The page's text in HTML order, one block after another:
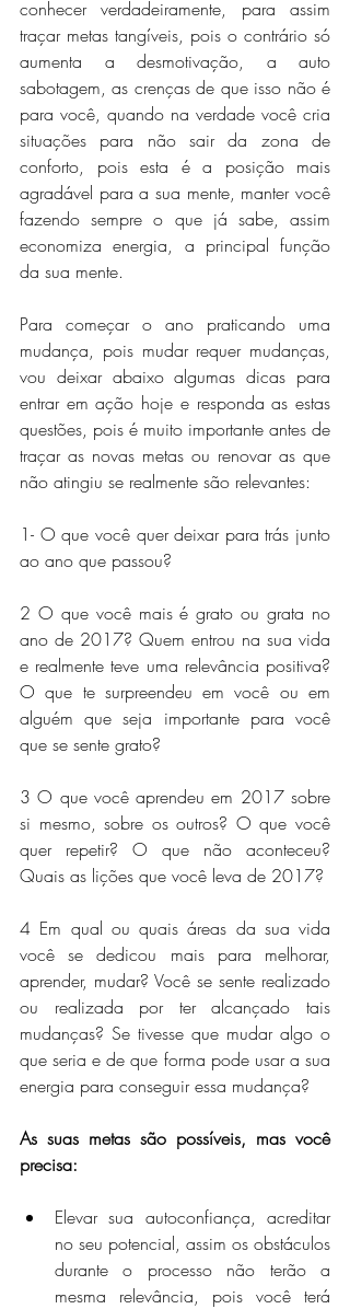
conhecer verdadeiramente, para assim
traçar metas tangíveis, pois o contrário só
aumenta a desmotivação, a auto
sabotagem, as crenças de que isso não é
para você, quando na verdade você cria
situações para não sair da zona de
conforto, pois esta é a posição mais
agradável para a sua mente, manter você
fazendo sempre o que já sabe, assim
economiza energia, a principal função
da sua mente.
Para começar o ano praticando uma
mudança, pois mudar requer mudanças,
vou deixar abaixo algumas dicas para
entrar em ação hoje e responda as estas
questões, pois é muito importante antes de
traçar as novas metas ou renovar as que
não atingiu se realmente são relevantes:
1- O que você quer deixar para trás junto
ao ano que passou?
2 O que você mais é grato ou grata no
ano de 2017? Quem entrou na sua vida
e realmente teve uma relevância positiva?
O que te surpreendeu em você ou em
alguém que seja importante para você
que se sente grato?
3 O que você aprendeu em 2017 sobre
si mesmo, sobre os outros? O que você
quer repetir? O que não aconteceu?
Quais as lições que você leva de 2017?
4 Em qual ou quais áreas da sua vida
você se dedicou mais para melhorar,
aprender, mudar? Você se sente realizado
ou realizada por ter alcançado tais
mudanças? Se tivesse que mudar algo o
que seria e de que forma pode usar a sua
energia para conseguir essa mudança?
As suas metas são possíveis, mas você
precisa:
Elevar sua autoconfiança, acreditar
no seu potencial, assim os obstáculos
durante o processo não terão a
mesma relevância, pois você terá